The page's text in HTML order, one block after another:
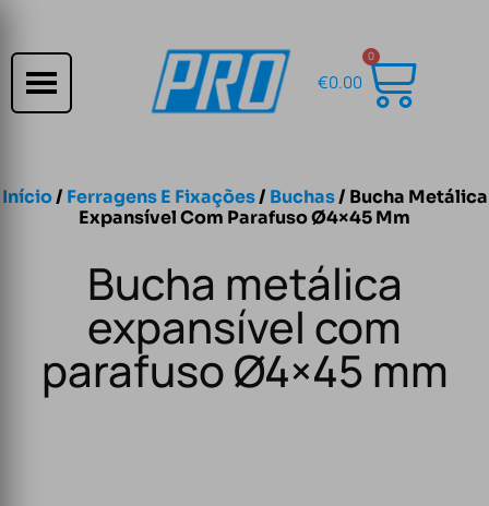
€0.00
0
Início/ Ferragens E Fixações/ Buchas/ Bucha Metálica
Expansível Com Parafuso Ø4×45 Mm
Bucha metálica
expansível com
parafuso Ø4×45 mm